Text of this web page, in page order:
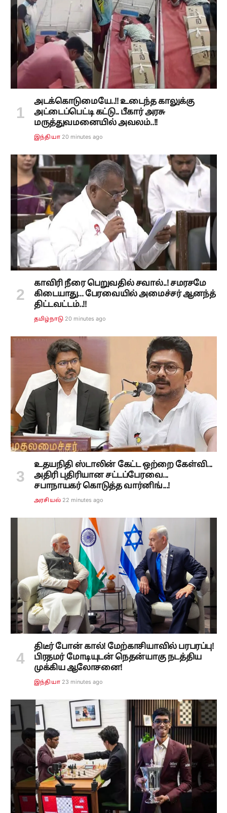
அடக்கொடுமையே..!! உடைந்த காலுக்கு
அட்டைப்பெட்டி கட்டு.. பீகார் அரசு
மருத்துவமனையில் அவலம்..!!
இந்தியா 20 minutes ago
காவிரி நீரை பெறுவதில் சவால்..! சமரசமே
கிடையாது... பேரவையில் அமைச்சர் ஆனந்த்
திட்டவட்டம்..!!
தமிழ்நாடு 20 minutes ago
உதயநிதி ஸ்டாலின் கேட்ட ஒற்றை கேள்வி...
அதிரி புதிரியான சட்டப்பேரவை...
சபாநாயகர் கொடுத்த வார்னிங்...!
அரசியல் 22 minutes ago
திடீர் போன் கால்! மேற்காசியாவில் பரபரப்பு!
பிரதமர் மோடியுடன் நெதன்யாகு நடத்திய
முக்கிய ஆலோசனை!
இந்தியா 23 minutes ago